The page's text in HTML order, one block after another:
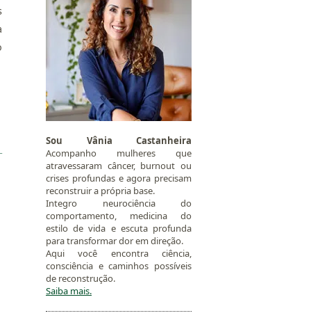
Sou Vânia Castanheira
Acompanho mulheres que
atravessaram câncer, burnout ou
crises profundas e agora precisam
reconstruir a própria base.
Integro neurociência do
comportamento, medicina do
estilo de vida e escuta profunda
para transformar dor em direção.
Aqui você encontra ciência,
consciência e caminhos possíveis
de reconstrução.
Saiba mais.